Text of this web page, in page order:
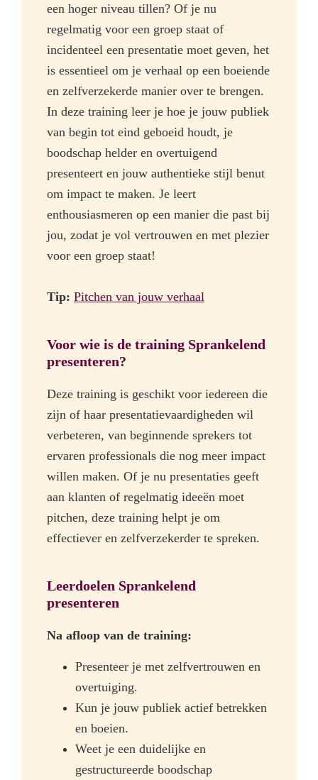
een hoger niveau tillen? Of je nu
regelmatig voor een groep staat of
incidenteel een presentatie moet geven, het
is essentieel om je verhaal op een boeiende
en zelfverzekerde manier over te brengen.
In deze training leer je hoe je jouw publiek
van begin tot eind geboeid houdt, je
boodschap helder en overtuigend
presenteert en jouw authentieke stijl benut
om impact te maken. Je leert
enthousiasmeren op een manier die past bij
jou, zodat je vol vertrouwen en met plezier
voor een groep staat!
Tip: Pitchen van jouw verhaal
Voor wie is de training Sprankelend
presenteren?
Deze training is geschikt voor iedereen die
zijn of haar presentatievaardigheden wil
verbeteren, van beginnende sprekers tot
ervaren professionals die nog meer impact
willen maken. Of je nu presentaties geeft
aan klanten of regelmatig ideeën moet
pitchen, deze training helpt je om
effectiever en zelfverzekerder te spreken.
Leerdoelen Sprankelend
presenteren
Na afloop van de training:
Presenteer je met zelfvertrouwen en
overtuiging.
Kun je jouw publiek actief betrekken
en boeien.
Weet je een duidelijke en
gestructureerde boodschap